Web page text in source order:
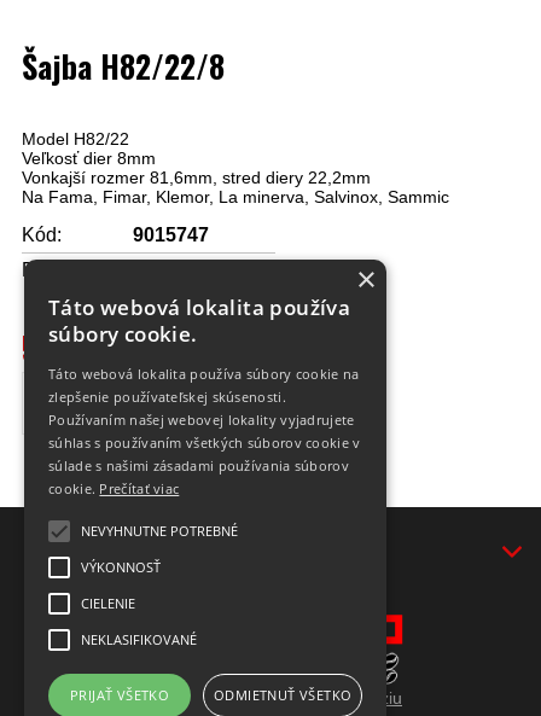
Šajba H82/22/8
Model H82/22
Veľkosť dier 8mm
Vonkajší rozmer 81,6mm, stred diery 22,2mm
Na Fama, Fimar, Klemor, La minerva, Salvinox, Sammic
Kód:
9015747
Dostupnosť:
54,12 €
DO KOŠÍKA
Prepnúť zobrazenie na plnú verziu
×
Táto webová lokalita používa
súbory cookie.
Táto webová lokalita používa súbory cookie na
zlepšenie používateľskej skúsenosti.
Používaním našej webovej lokality vyjadrujete
súhlas s používaním všetkých súborov cookie v
súlade s našimi zásadami používania súborov
cookie. Prečítať viac
NEVYHNUTNE POTREBNÉ
VÝKONNOSŤ
CIELENIE
NEKLASIFIKOVANÉ
PRIJAŤ VŠETKO ODMIETNUŤ VŠETKO